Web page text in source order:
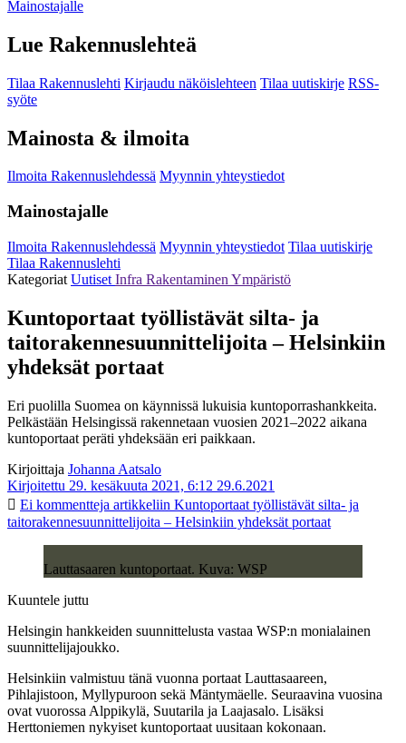
Mainostajalle
Lue Rakennuslehteä
Tilaa Rakennuslehti Kirjaudu näköislehteen Tilaa uutiskirje RSS-
syöte
Mainosta & ilmoita
Ilmoita Rakennuslehdessä Myynnin yhteystiedot
Mainostajalle
Ilmoita Rakennuslehdessä Myynnin yhteystiedot Tilaa uutiskirje
Tilaa Rakennuslehti
Kategoriat Uutiset Infra Rakentaminen Ympäristö
Kuntoportaat työllistävät silta- ja
taitorakennesuunnittelijoita – Helsinkiin
yhdeksät portaat
Eri puolilla Suomea on käynnissä lukuisia kuntoporrashankkeita.
Pelkästään Helsingissä rakennetaan vuosien 2021–2022 aikana
kuntoportaat peräti yhdeksään eri paikkaan.
Kirjoittaja Johanna Aatsalo
Kirjoitettu 29. kesäkuuta 2021, 6:12 29.6.2021
Ei kommentteja artikkeliin Kuntoportaat työllistävät silta- ja
taitorakennesuunnittelijoita – Helsinkiin yhdeksät portaat
Lauttasaaren kuntoportaat. Kuva: WSP
Kuuntele juttu
Helsingin hankkeiden suunnittelusta vastaa WSP:n monialainen
suunnittelijajoukko.
Helsinkiin valmistuu tänä vuonna portaat Lauttasaareen,
Pihlajistoon, Myllypuroon sekä Mäntymäelle. Seuraavina vuosina
ovat vuorossa Alppikylä, Suutarila ja Laajasalo. Lisäksi
Herttoniemen nykyiset kuntoportaat uusitaan kokonaan.